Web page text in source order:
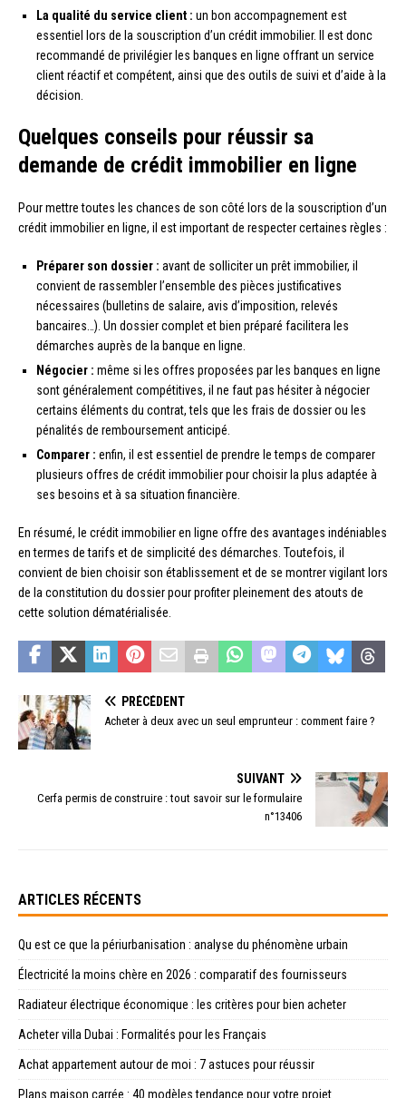
La qualité du service client : un bon accompagnement est
essentiel lors de la souscription d’un crédit immobilier. Il est donc
recommandé de privilégier les banques en ligne offrant un service
client réactif et compétent, ainsi que des outils de suivi et d’aide à la
décision.
Quelques conseils pour réussir sa
demande de crédit immobilier en ligne
Pour mettre toutes les chances de son côté lors de la souscription d’un
crédit immobilier en ligne, il est important de respecter certaines règles :
Préparer son dossier : avant de solliciter un prêt immobilier, il
convient de rassembler l’ensemble des pièces justificatives
nécessaires (bulletins de salaire, avis d’imposition, relevés
bancaires…). Un dossier complet et bien préparé facilitera les
démarches auprès de la banque en ligne.
Négocier : même si les offres proposées par les banques en ligne
sont généralement compétitives, il ne faut pas hésiter à négocier
certains éléments du contrat, tels que les frais de dossier ou les
pénalités de remboursement anticipé.
Comparer : enfin, il est essentiel de prendre le temps de comparer
plusieurs offres de crédit immobilier pour choisir la plus adaptée à
ses besoins et à sa situation financière.
En résumé, le crédit immobilier en ligne offre des avantages indéniables
en termes de tarifs et de simplicité des démarches. Toutefois, il
convient de bien choisir son établissement et de se montrer vigilant lors
de la constitution du dossier pour profiter pleinement des atouts de
cette solution dématérialisée.
PRÉCÉDENT
Acheter à deux avec un seul emprunteur : comment faire ?
SUIVANT
Cerfa permis de construire : tout savoir sur le formulaire
n°13406
ARTICLES RÉCENTS
Qu est ce que la périurbanisation : analyse du phénomène urbain
Électricité la moins chère en 2026 : comparatif des fournisseurs
Radiateur électrique économique : les critères pour bien acheter
Acheter villa Dubai : Formalités pour les Français
Achat appartement autour de moi : 7 astuces pour réussir
Plans maison carrée : 40 modèles tendance pour votre projet